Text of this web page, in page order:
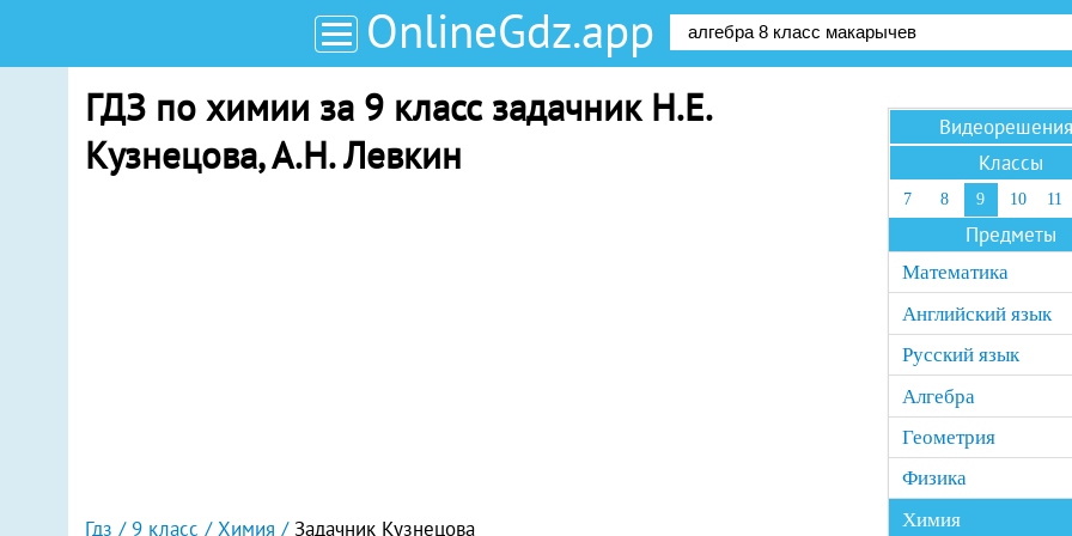
OnlineGdz.app
ГДЗ по химии за 9 класс задачник Н.Е.
Кузнецова, А.Н. Левкин
Гдз 9 класс Химия Задачник Кузнецова
Видеорешения
Классы
7 8 9 10 11
Предметы
Математика
Английский язык
Русский язык
Алгебра
Геометрия
Физика
Химия